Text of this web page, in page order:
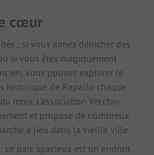
cœur
: si vous aimez dénicher des
si vous êtes magiquement
vous pouvez explorer le
historique de Rapallo chaque
mois. L'association Vecchio
et propose de nombreux
a lieu dans la vieille ville.
ce parc spacieux est un endroit